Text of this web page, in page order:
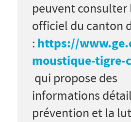
peuvent consulter
officiel du canton
: https://
moustique-tigre-
qui propose des
informations
prévention et la